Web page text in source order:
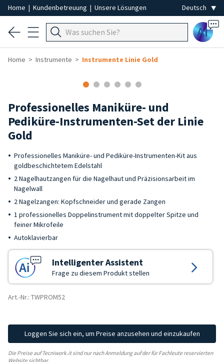
Home | Kundenbetreuung | Unsere Lösungen
Ai
Home Instrumente Instrumente Linie Gold
Professionelles Maniküre- und
Pediküre-Instrumenten-Set der Linie
Gold
Professionelles Maniküre- und Pediküre-Instrumenten-Kit aus
goldbeschichtetem Edelstahl
2 Nagelhautzangen für die Nagelhaut und Präzisionsarbeit im
Nagelwall
2 Nagelzangen: Kopfschneider und gerade Zangen
1 professionelles Doppelinstrument mit doppelter Spitze und
feiner Mikrofeile
Autoklavierbar
Intelligenter Assistent
Frage zu diesem Produkt stellen
Art.-Nr.: TWPROM52
Loggen Sie sich ein, um Preise anzusehen und einzukaufen
Die Preise auf Tecniwork.it sind nur nach Anmeldung auf der für Fachleute reservierten
Website sichtbar.